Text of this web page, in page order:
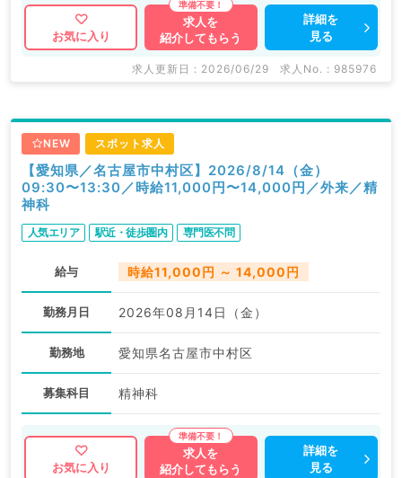
お気に入り
求人を
紹介してもらう
詳細を
見る
求人更新日 : 2026/06/29 求人No. : 985976
NEW スポット求人
【愛知県／名古屋市中村区】2026/8/14（金）
09:30〜13:30／時給11,000円〜14,000円／外来／精
神科
人気エリア 駅近・徒歩圏内 専門医不問
給与 時給11,000円 ～ 14,000円
勤務月日 2026年08月14日（金）
勤務地 愛知県名古屋市中村区
募集科目 精神科
お気に入り
求人を
紹介してもらう
詳細を
見る